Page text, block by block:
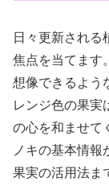
日々更新される
焦点を当てます
想像できるよう
レンジ色の果実
の心を和ませて
ノキの基本情報
果実の活用法ま